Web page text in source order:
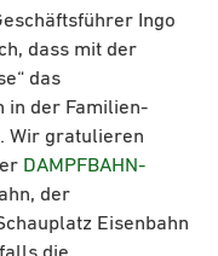
Ingo
dass mit der
das
in der Familien-
Wir gratulieren
DAMPFBAHN-
der
Eisenbahn